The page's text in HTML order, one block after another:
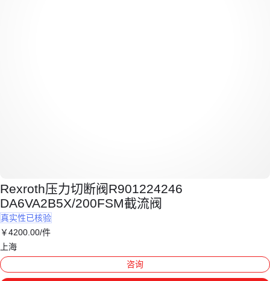
Rexroth压力切断阀R901224246
DA6VA2B5X/200FSM截流阀
真实性已核验
￥4200 .00/件
上海
咨询